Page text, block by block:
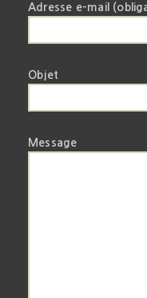
Adresse e-mail
Objet
Message